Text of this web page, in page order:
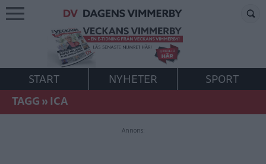
START NYHETER
SPORT
TAGG»ICA
Annons: